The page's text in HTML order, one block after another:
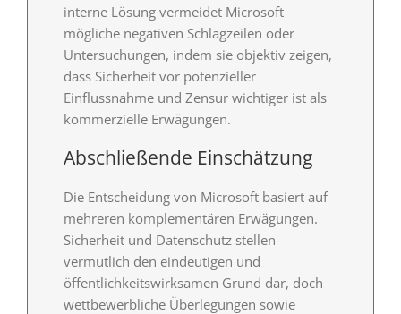
interne Lösung vermeidet Microsoft
mögliche negativen Schlagzeilen oder
Untersuchungen, indem sie objektiv zeigen,
dass Sicherheit vor potenzieller
Einflussnahme und Zensur wichtiger ist als
kommerzielle Erwägungen.
Abschließende Einschätzung
Die Entscheidung von Microsoft basiert auf
mehreren komplementären Erwägungen.
Sicherheit und Datenschutz stellen
vermutlich den eindeutigen und
öffentlichkeitswirksamen Grund dar, doch
wettbewerbliche Überlegungen sowie